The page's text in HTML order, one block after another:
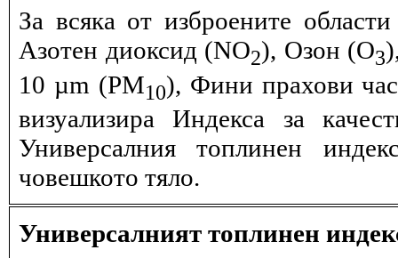
За всяка от изброените
Азотен диоксид (NO2), Озон (O3
10 µm (PM10), Фини прахови
визуализира Индекса за
Универсалния топлинен
човешкото тяло.
Универсалният топлинен